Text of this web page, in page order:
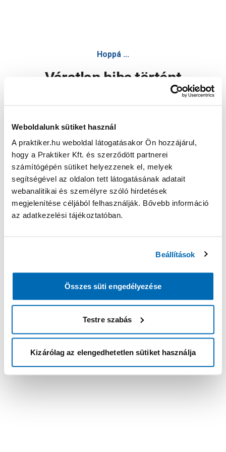
Weboldalunk sütiket használ
A praktiker.hu weboldal látogatásakor Ön hozzájárul,
hogy a Praktiker Kft. és szerződött partnerei
számítógépén sütiket helyezzenek el, melyek
segítségével az oldalon tett látogatásának adatait
webanalitikai és személyre szóló hirdetések
megjelenítése céljából felhasználják. Bővebb információ
az adatkezelési tájékoztatóban.
Beállítások
Összes süti engedélyezése
Testre szabás
Kizárólag az elengedhetetlen sütiket használja
Hoppá ...
Váratlan hiba történt
Oldal újratöltése